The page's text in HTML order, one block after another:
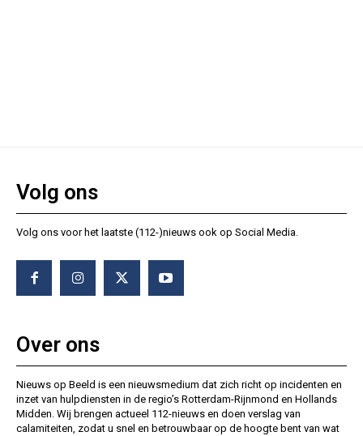
Volg ons
Volg ons voor het laatste (112-)nieuws ook op Social Media.
Over ons
Nieuws op Beeld is een nieuwsmedium dat zich richt op incidenten en
inzet van hulpdiensten in de regio’s Rotterdam-Rijnmond en Hollands
Midden. Wij brengen actueel 112-nieuws en doen verslag van
calamiteiten, zodat u snel en betrouwbaar op de hoogte bent van wat